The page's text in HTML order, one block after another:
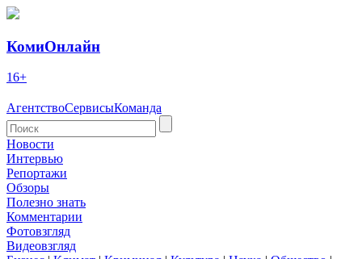
КомиОнлайн
16+
АгентствоСервисыКоманда
Новости
Интервью
Репортажи
Обзоры
Полезно знать
Комментарии
Фотовзгляд
Видеовзгляд